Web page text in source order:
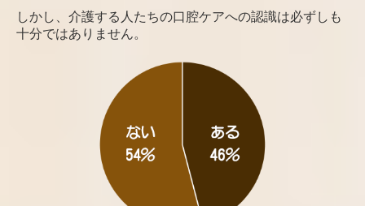
しかし、介護する人たちの口腔ケアへの認識は必ずしも
十分ではありません。